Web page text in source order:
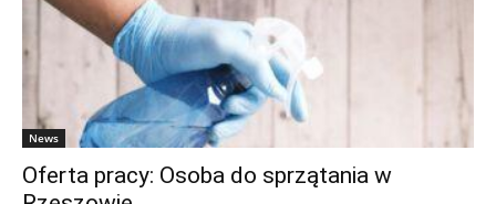
News
Oferta pracy: Osoba do sprzątania w